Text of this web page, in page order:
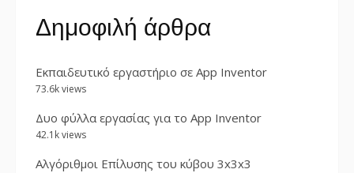
Δημοφιλή άρθρα
Εκπαιδευτικό εργαστήριο σε App Inventor
73.6k views
Δυο φύλλα εργασίας για το App Inventor
42.1k views
Αλγόριθμοι Επίλυσης του κύβου 3x3x3